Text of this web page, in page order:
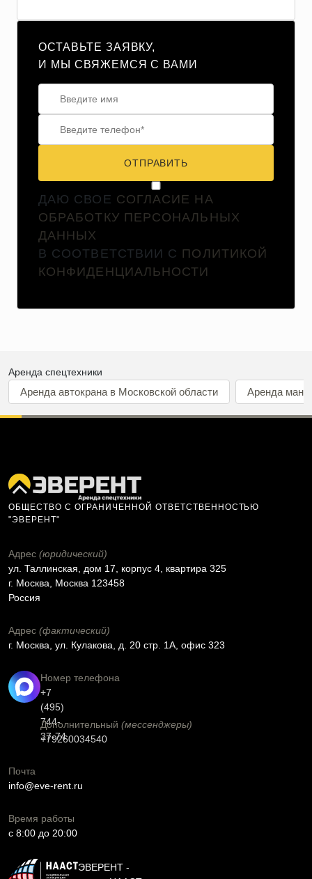
ОСТАВЬТЕ ЗАЯВКУ,
И МЫ СВЯЖЕМСЯ С ВАМИ
ОТПРАВИТЬ
ДАЮ СВОЕ СОГЛАСИЕ НА
ОБРАБОТКУ ПЕРСОНАЛЬНЫХ
ДАННЫХ
В СООТВЕТСТВИИ С ПОЛИТИКОЙ
КОНФИДЕНЦИАЛЬНОСТИ
Аренда спецтехники
Аренда автокрана в Московской области Аренда
ОБЩЕСТВО С ОГРАНИЧЕННОЙ ОТВЕТСТВЕННОСТЬЮ
"ЭВЕРЕНТ"
Адрес (юридический)
ул. Таллинская, дом 17, корпус 4, квартира 325
г. Москва, Москва 123458
Россия
Адрес (фактический)
г. Москва, ул. Кулакова, д. 20 стр. 1А, офис 323
Номер телефона
+7
(495)
744-
37-74
Дополнительный (мессенджеры)
+79260034540
Почта
info@eve-rent.ru
Время работы
c 8:00 до 20:00
ЭВЕРЕНТ -